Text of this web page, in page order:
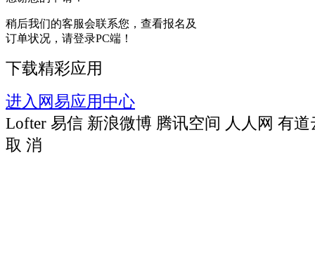
稍后我们的客服会联系您，查看报名及
订单状况，请登录PC端！
下载精彩应用
进入网易应用中心
Lofter 易信 新浪微博 腾讯空间 人人网 有道
取 消